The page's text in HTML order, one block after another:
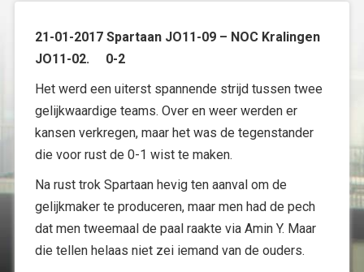
21-01-2017 Spartaan JO11-09 – NOC Kralingen
JO11-02. 0-2
Het werd een uiterst spannende strijd tussen twee
gelijkwaardige teams. Over en weer werden er
kansen verkregen, maar het was de tegenstander
die voor rust de 0-1 wist te maken.
Na rust trok Spartaan hevig ten aanval om de
gelijkmaker te produceren, maar men had de pech
dat men tweemaal de paal raakte via Amin Y. Maar
die tellen helaas niet zei iemand van de ouders.